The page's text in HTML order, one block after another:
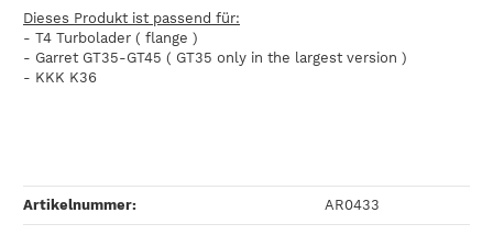
Dieses Produkt ist passend für:
- T4 Turbolader ( flange )
- Garret GT35-GT45 ( GT35 only in the largest version )
- KKK K36
Artikelnummer: AR0433